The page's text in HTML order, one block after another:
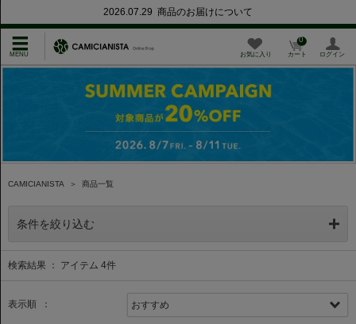
2026.07.29 商品のお届けについて
お気に入り カート
0
ログイン
CAMICIANISTA ＞ 商品一覧
条件を絞り込む
検索結果 ： アイテム 4件
表示順 ：